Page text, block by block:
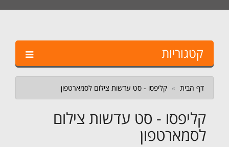
קטגוריות
דף הבית קליפסו - סט עדשות צילום לסמארטפון
קליפסו - סט עדשות צילום
לסמארטפון